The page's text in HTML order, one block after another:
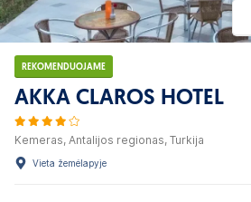
REKOMENDUOJAME
AKKA CLAROS HOTEL
Kemeras, Antalijos regionas, Turkija
Vieta žemėlapyje